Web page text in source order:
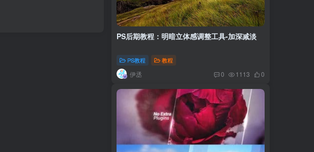
PS后期教程：明暗立体感调整工具-加深减淡
PS教程 教程
伊丞 0 1113 0